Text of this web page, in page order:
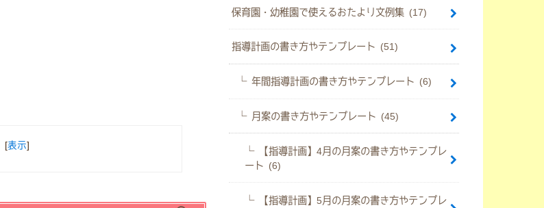
[表示]
保育園・幼稚園で使えるおたより文例集 (17)
指導計画の書き方やテンプレート (51)
年間指導計画の書き方やテンプレート (6)
月案の書き方やテンプレート (45)
【指導計画】4月の月案の書き方やテンプレ
ート (6)
【指導計画】5月の月案の書き方やテンプレ